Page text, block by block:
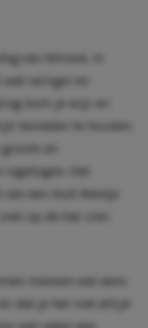
van felrood. In
veiliger en
kom je wijs en
tevreden te houden.
en
Dat
een leuk feestje
op de bar zien
mensen wel eens
dat je het niet altijd